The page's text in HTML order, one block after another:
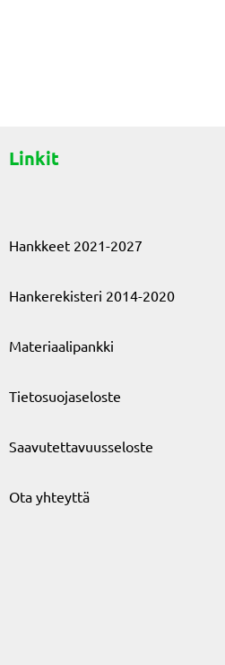
Linkit
Hankkeet 2021-2027
Hankerekisteri 2014-2020
Materiaalipankki
Tietosuojaseloste
Saavutettavuusseloste
Ota yhteyttä